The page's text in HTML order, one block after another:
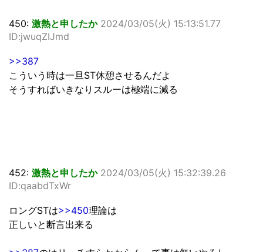
450: 激熱と申したか 2024/03/05(火) 15:13:51.77
ID:jwuqZIJmd
>>387
こういう時は一旦ST休憩させるんだよ
そうすればいきなりスルーは極端に減る
452: 激熱と申したか 2024/03/05(火) 15:32:39.26
ID:qaabdTxWr
ロングSTは>>450理論は
正しいと断言出来る